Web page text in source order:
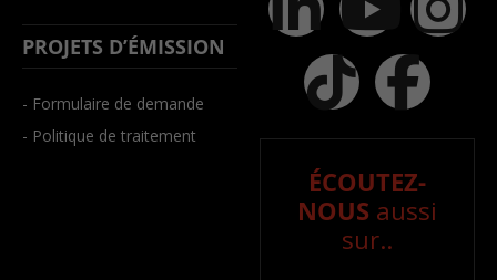
PROJETS D’ÉMISSION
- Formulaire de demande
- Politique de traitement
ÉCOUTEZ-
NOUS aussi
sur..